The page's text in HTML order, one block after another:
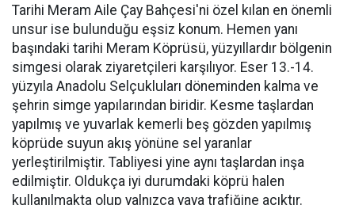
Tarihi Meram Aile Çay Bahçesi'ni özel kılan en önemli
unsur ise bulunduğu eşsiz konum. Hemen yanı
başındaki tarihi Meram Köprüsü, yüzyıllardır bölgenin
simgesi olarak ziyaretçileri karşılıyor. Eser 13.-14.
yüzyıla Anadolu Selçukluları döneminden kalma ve
şehrin simge yapılarından biridir. Kesme taşlardan
yapılmış ve yuvarlak kemerli beş gözden yapılmış
köprüde suyun akış yönüne sel yaranlar
yerleştirilmiştir. Tabliyesi yine aynı taşlardan inşa
edilmiştir. Oldukça iyi durumdaki köprü halen
kullanılmakta olup yalnızca yaya trafiğine açıktır.